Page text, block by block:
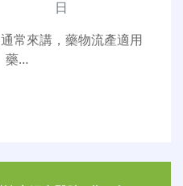
日
常來講，藥物流產適用
藥…